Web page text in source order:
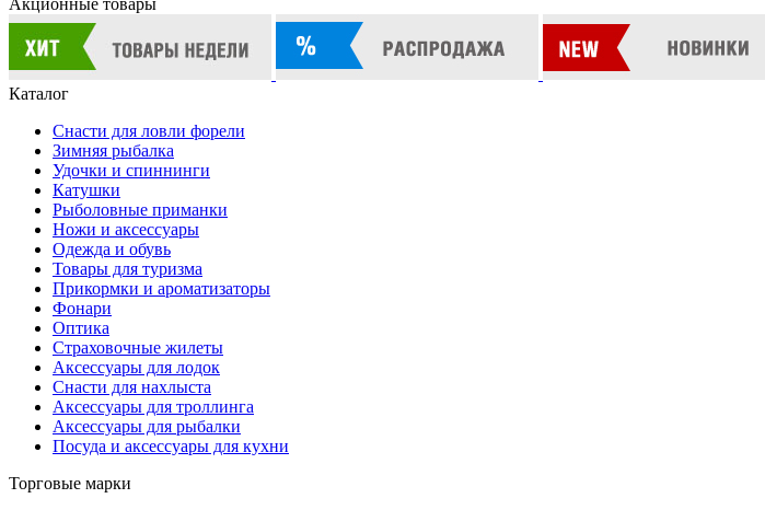
Акционные товары
Каталог
Снасти для ловли форели
Зимняя рыбалка
Удочки и спиннинги
Катушки
Рыболовные приманки
Ножи и аксессуары
Одежда и обувь
Товары для туризма
Прикормки и ароматизаторы
Фонари
Оптика
Страховочные жилеты
Аксессуары для лодок
Снасти для нахлыста
Аксессуары для троллинга
Аксессуары для рыбалки
Посуда и аксессуары для кухни
Торговые марки